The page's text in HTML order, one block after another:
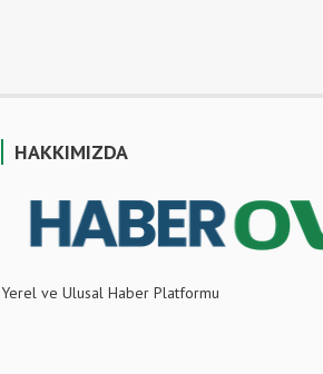
HAKKIMIZDA
Yerel ve Ulusal Haber Platformu